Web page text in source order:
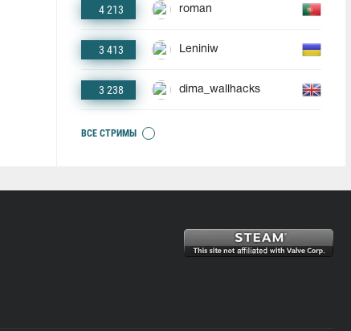
4 213 roman
3 413 Leniniw
3 238 dima_wallhacks
ВСЕ СТРИМЫ